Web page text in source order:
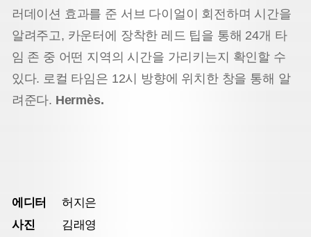
러데이션 효과를 준 서브 다이얼이 회전하며 시간을
알려주고, 카운터에 장착한 레드 팁을 통해 24개 타
임 존 중 어떤 지역의 시간을 가리키는지 확인할 수
있다. 로컬 타임은 12시 방향에 위치한 창을 통해 알
려준다. Hermès.
에디터
허지은
사진
김래영